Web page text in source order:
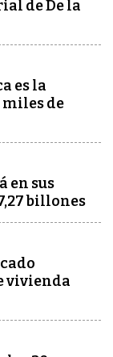
de De la
es la
miles de
en sus
billones
vivienda